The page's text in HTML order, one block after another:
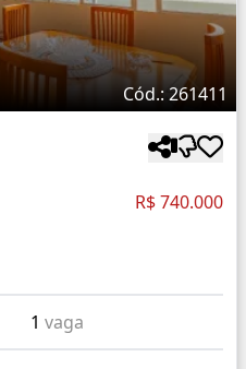
Cód.: 261411
R$ 740.000
1vaga